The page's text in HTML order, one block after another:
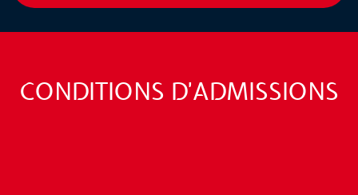
CONDITIONS D'ADMISSIONS